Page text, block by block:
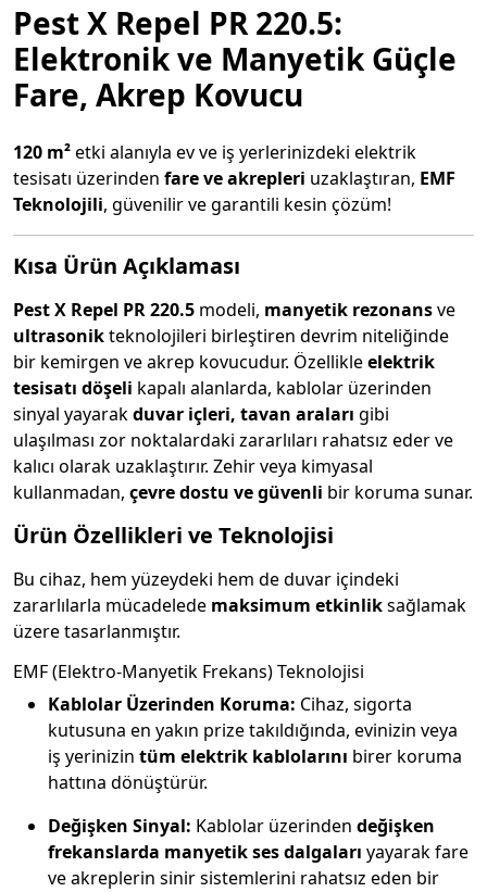
Pest X Repel PR 220.5:
Elektronik ve Manyetik Güçle
Fare, Akrep Kovucu
120 m²etki alanıyla ev ve iş yerlerinizdeki elektrik
tesisatı üzerinden fare ve akrepleri uzaklaştıran, EMF
Teknolojili, güvenilir ve garantili kesin çözüm!
Kısa Ürün Açıklaması
Pest X Repel PR 220.5 modeli, manyetik rezonansve
ultrasonikteknolojileri birleştiren devrim niteliğinde
bir kemirgen ve akrep kovucudur. Özellikleelektrik
tesisatı döşeli kapalı alanlarda, kablolar üzerinden
sinyal yayarakduvar içleri, tavan araları gibi
ulaşılması zor noktalardaki zararlıları rahatsız eder ve
kalıcı olarak uzaklaştırır. Zehir veya kimyasal
kullanmadan, çevre dostu ve güvenli bir koruma sunar.
Ürün Özellikleri ve Teknolojisi
Bu cihaz, hem yüzeydeki hem de duvar içindeki
zararlılarla mücadelede maksimum etkinliksağlamak
üzere tasarlanmıştır.
EMF (Elektro-Manyetik Frekans) Teknolojisi
Kablolar Üzerinden Koruma: Cihaz, sigorta
kutusuna en yakın prize takıldığında, evinizin veya
iş yerinizin tüm elektrik kablolarını birer koruma
hattına dönüştürür.
Değişken Sinyal: Kablolar üzerinden değişken
frekanslarda manyetik ses dalgaları yayarak fare
ve akreplerin sinir sistemlerini rahatsız eden bir